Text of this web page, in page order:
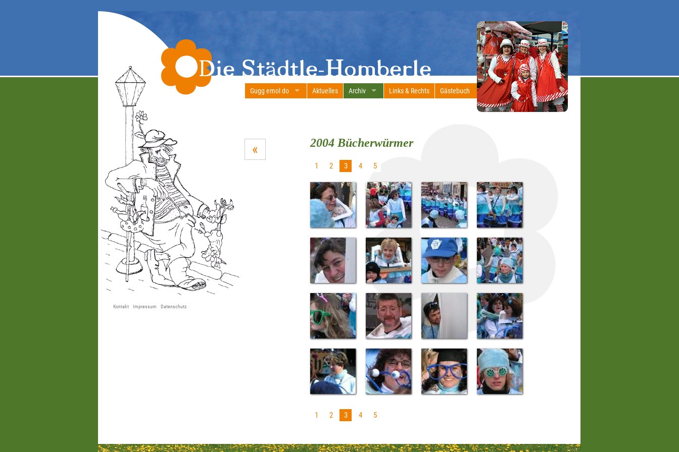
Gugg emol do Aktuelles Archiv Links & Rechts Gästebuch
2004 Bücherwürmer
1 2 3 4 5
1 2 3 4 5
«
Kontakt Impressum Datenschutz